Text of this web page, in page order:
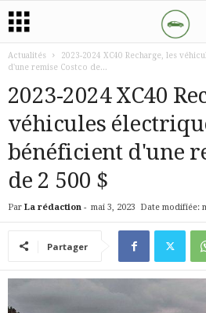
Actualités
2023-2024 XC40 Recharge, les
d'une remise Costco de...
2023-2024 XC40
véhicules
bénéficient d'une
de 2 500 $
Par La rédaction - mai 3, 2023 Date modifiée:
Partager